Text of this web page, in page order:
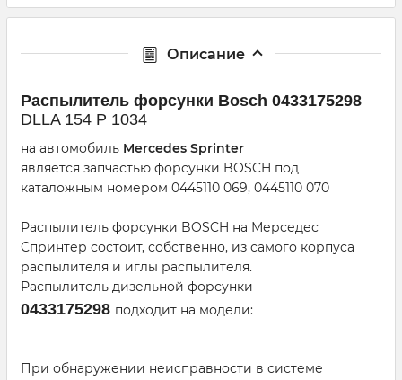
Описание
Распылитель форсунки Bosсh 0433175298
DLLA 154 P 1034
на автомобиль Mercedes Sprinter
является запчастью форсунки BOSCH под
каталожным номером 0445110 069, 0445110 070
Распылитель форсунки BOSCH на Мерседес
Спринтер состоит, собственно, из самого корпуса
распылителя и иглы распылителя.
Распылитель дизельной форсунки
0433175298 подходит на модели:
При обнаружении неисправности в системе